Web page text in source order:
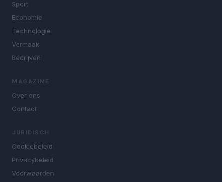
Sport
Economie
Technologie
Vermaak
Bedrijven
MAGAZINE
Over ons
Contact
JURIDISCH
Cookiebeleid
Privacybeleid
Voorwaarden